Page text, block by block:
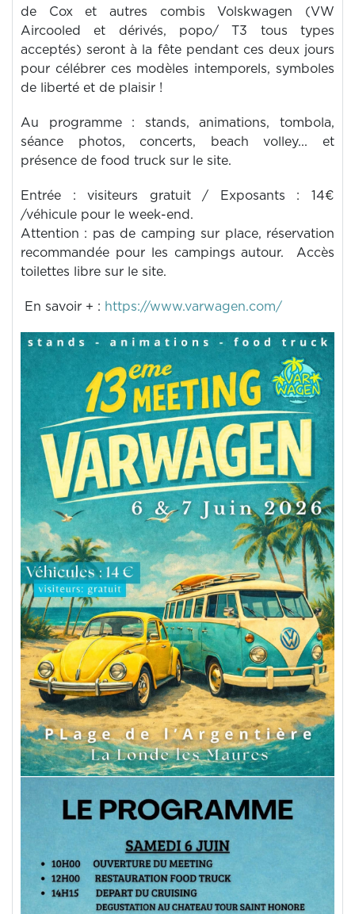
de Cox et autres combis Volskwagen (VW
Aircooled et dérivés, popo/ T3 tous types
acceptés) seront à la fête pendant ces deux jours
pour célébrer ces modèles intemporels, symboles
de liberté et de plaisir !
Au programme : stands, animations, tombola,
séance photos, concerts, beach volley... et
présence de food truck sur le site.
Entrée : visiteurs gratuit / Exposants : 14€
/véhicule pour le week-end.
Attention : pas de camping sur place, réservation
recommandée pour les campings autour. Accès
toilettes libre sur le site.
En savoir + : https://www.varwagen.com/